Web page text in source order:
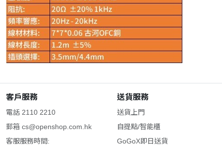
客戶服務
電話 2110 2210
郵箱 cs@openshop.com.hk
客服服務時間:
送貨服務
送貨上門
自提點/智能櫃
GoGoX即日送貨